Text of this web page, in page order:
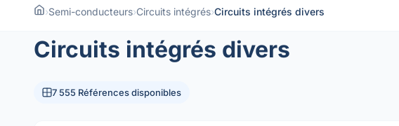
›Semi-conducteurs›Circuits intégrés›Circuits intégrés divers
Circuits intégrés divers
7 555 Références disponibles